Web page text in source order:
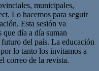
municipales,
Lo hacemos para seguir
Esta sesión va
que día a día suman
del país. La educación
lo tanto los invitamos a
correo de la revista.